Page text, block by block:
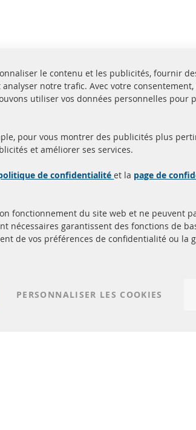
Toutes les pièces sont
homologuées avec la
d'homologation e
(FPD)
Service Clients
à propos de nous
Résilier le contrat
le contenu et les publicités, fournir
notre trafic. Avec votre
utiliser vos données personnelles pour
pour vous montrer des publicités plus
et améliorer ses services.
de confidentialitéet la page de
fonctionnement du site web et ne peuvent
nécessaires garantissent des fonctions de
de vos préférences de confidentialité ou la
PERSONNALISER LES COOKIES